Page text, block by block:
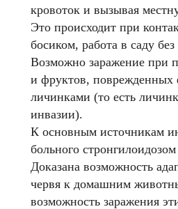
кровоток и вызывая
Это происходит при
босиком, работа в саду
Возможно заражение при
и фруктов,
личинками (то есть
инвазии).
К основным источникам
больного
Доказана возможность
червя к домашним
возможность заражения